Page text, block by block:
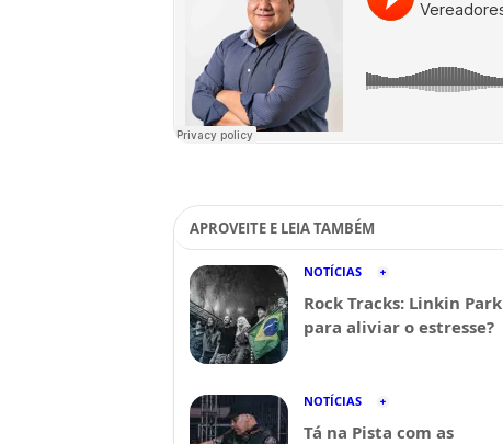
APROVEITE E LEIA TAMBÉM
NOTÍCIAS
Rock Tracks: Linkin Park
para aliviar o estresse?
NOTÍCIAS
Tá na Pista com as